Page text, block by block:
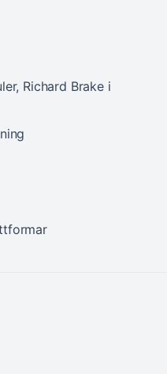
Richard Brake i